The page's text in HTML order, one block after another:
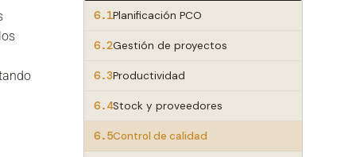
6.1Planificación PCO
6.2Gestión de proyectos
6.3Productividad
6.4Stock y proveedores
6.5Control de calidad